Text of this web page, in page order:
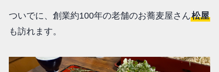
ついでに、創業約100年の老舗のお蕎麦屋さん松屋
も訪れます。